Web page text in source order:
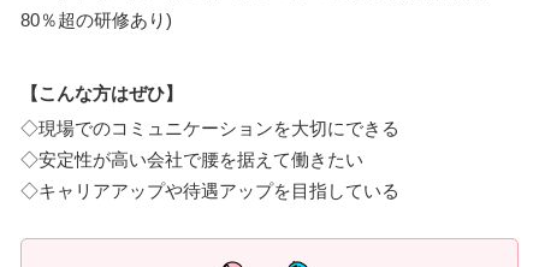
80％超の研修あり)
【こんな方はぜひ】
◇現場でのコミュニケーションを大切にできる
◇安定性が高い会社で腰を据えて働きたい
◇キャリアアップや待遇アップを目指している